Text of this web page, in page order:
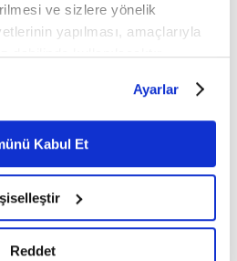
ve sizlere yönelik
yapılması, amaçlarıyla
dahilinde kullanılacaktır.
ilişkin detaylı bilgi için
Çerez Bilgilendirme
Korunması Kanunu uyarınca
kapsamında
faaliyetleri ile ilgili daha
tıklayınız.
Ayarlar
Kabul Et
Reddet
Tarihe Tanıklık: Macar
Arşivinden 1860'lardan
İstanbul Fotoğrafları